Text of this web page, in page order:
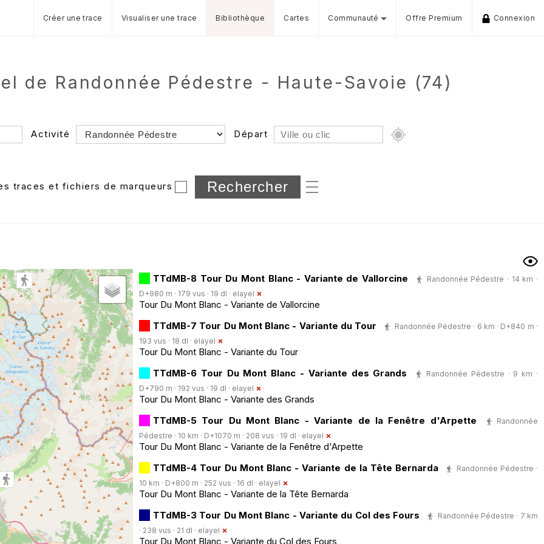
Créer une trace Visualiser une trace Bibliothèque Cartes Communauté Offre Premium Connexion
de Randonnée Pédestre - Haute-Savoie (74)
Activité Départ
Dossier
et sous-dossiers
traces et fichiers de marqueurs
TTdMB-8 Tour Du Mont Blanc - Variante de Vallorcine
Randonnée Pédestre · 14 km ·
D+980 m · 179 vus · 19 dl · elayel
Tour Du Mont Blanc - Variante de Vallorcine
TTdMB-7 Tour Du Mont Blanc - Variante du Tour
Randonnée Pédestre · 6 km · D+840 m ·
193 vus · 18 dl · elayel
Tour Du Mont Blanc - Variante du Tour
TTdMB-6 Tour Du Mont Blanc - Variante des Grands
Randonnée Pédestre · 9 km ·
D+790 m · 192 vus · 19 dl · elayel
Tour Du Mont Blanc - Variante des Grands
TTdMB-5 Tour Du Mont Blanc - Variante de la Fenêtre d'Arpette
Randonnée
Pédestre · 10 km · D+1070 m · 208 vus · 19 dl · elayel
Tour Du Mont Blanc - Variante de la Fenêtre d'Arpette
TTdMB-4 Tour Du Mont Blanc - Variante de la Tête Bernarda
Randonnée Pédestre ·
10 km · D+800 m · 252 vus · 16 dl · elayel
Tour Du Mont Blanc - Variante de la Tête Bernarda
TTdMB-3 Tour Du Mont Blanc - Variante du Col des Fours
Randonnée Pédestre · 7 km
· 238 vus · 21 dl · elayel
Tour Du Mont Blanc - Variante du Col des Fours